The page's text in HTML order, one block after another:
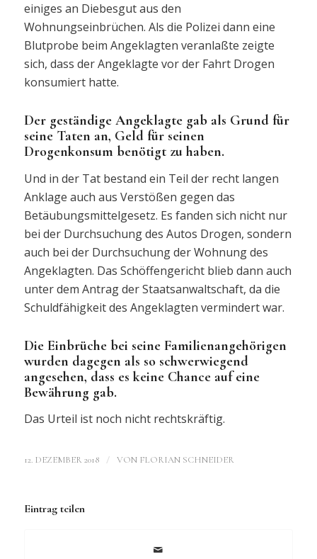
einiges an Diebesgut aus den
Wohnungseinbrüchen. Als die Polizei dann eine
Blutprobe beim Angeklagten veranlaßte zeigte
sich, dass der Angeklagte vor der Fahrt Drogen
konsumiert hatte.
Der geständige Angeklagte gab als Grund für
seine Taten an, Geld für seinen
Drogenkonsum benötigt zu haben.
Und in der Tat bestand ein Teil der recht langen
Anklage auch aus Verstößen gegen das
Betäubungsmittelgesetz. Es fanden sich nicht nur
bei der Durchsuchung des Autos Drogen, sondern
auch bei der Durchsuchung der Wohnung des
Angeklagten. Das Schöffengericht blieb dann auch
unter dem Antrag der Staatsanwaltschaft, da die
Schuldfähigkeit des Angeklagten vermindert war.
Die Einbrüche bei seine Familienangehörigen
wurden dagegen als so schwerwiegend
angesehen, dass es keine Chance auf eine
Bewährung gab.
Das Urteil ist noch nicht rechtskräftig.
12. DEZEMBER 2018 / VON FLORIAN SCHNEIDER
Eintrag teilen